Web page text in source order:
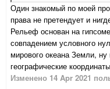
Один знакомый по моей
права не претендует и
Рельеф основан на
совпадением условного
мирового океана Земли,
географические
Изменено 14 Apr 2021